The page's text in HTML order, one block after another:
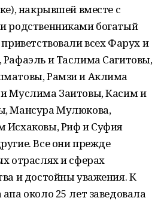
накрывшей вместе с
родственниками богатый
всех Фарух и
и Таслима Сагитовы,
Рамзи и Аклима
Муслима Заитовы, Касим и
Мансура Мулюкова,
Исхаковы, Риф и Суфия
Все они прежде
отраслях и сферах
и достойны уважения. К
около 25 лет заведовала